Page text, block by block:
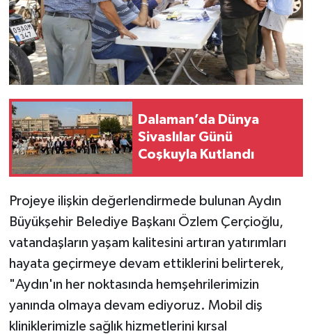
Dalaman’da Dünya
Sivaslılar Günü
Coşkuyla Kutlandı
Projeye ilişkin değerlendirmede bulunan Aydın
Büyükşehir Belediye Başkanı Özlem Çerçioğlu,
vatandaşların yaşam kalitesini artıran yatırımları
hayata geçirmeye devam ettiklerini belirterek,
"Aydın'ın her noktasında hemşehrilerimizin
yanında olmaya devam ediyoruz. Mobil diş
kliniklerimizle sağlık hizmetlerini kırsal